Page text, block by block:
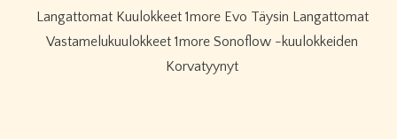
Langattomat Kuulokkeet 1more Evo Täysin Langattomat
Vastamelukuulokkeet 1more Sonoflow -kuulokkeiden
Korvatyynyt